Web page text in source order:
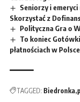
Seniorzy i
Skorzystać z
Polityczna Gra o
To koniec
płatnościach w Polsce
TAGGED: Biedronka